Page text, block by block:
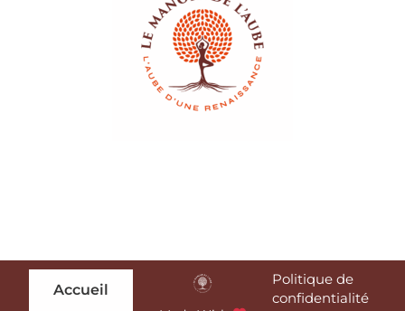
Accueil
Politique de
confidentialité